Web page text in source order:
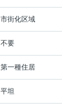
市街化区域
不要
第一種住居
平坦